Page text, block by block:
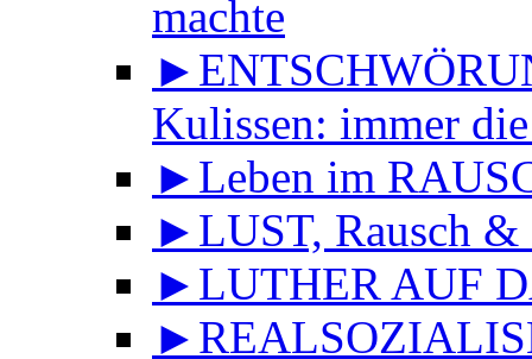
machte
Kulissen: immer
►Leben im
►LUST, Rausch
►LUTHER AUF